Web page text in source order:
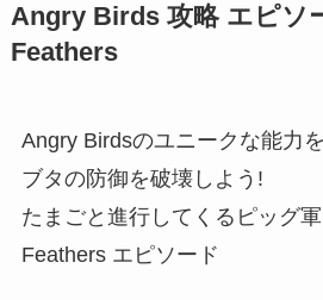
Angry Birds 攻略 エピソ
Feathers
Angry Birdsのユニークな能力
ブタの防御を破壊しよう!
たまごと進行してくるピッグ
Feathers エピソード